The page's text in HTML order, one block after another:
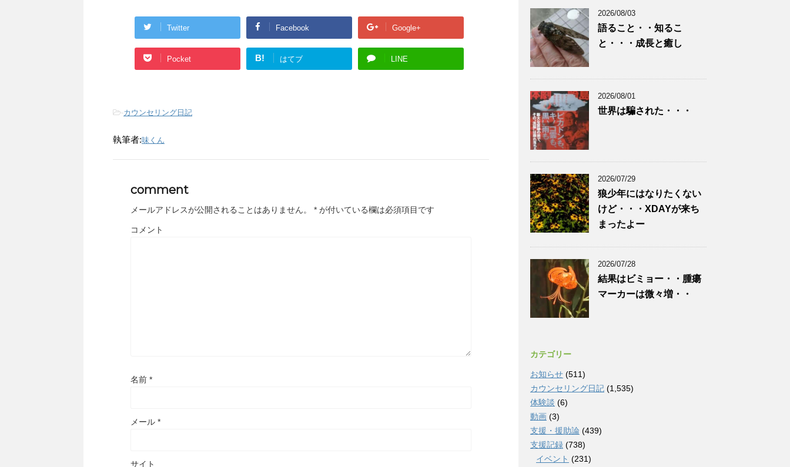
Twitter Facebook Google+
Pocket B! はてブ LINE
-カウンセリング日記
執筆者:味くん
comment
メールアドレスが公開されることはありません。 * が付いている欄は必須項目です
コメント
名前 *
メール *
サイト
2026/08/03
語ること・・知るこ
と・・・成長と癒し
2026/08/01
世界は騙された・・・
2026/07/29
狼少年にはなりたくない
けど・・・XDAYが来ち
まったよー
2026/07/28
結果はビミョー・・腫瘍
マーカーは微々増・・
カテゴリー
お知らせ (511)
カウンセリング日記 (1,535)
体験談 (6)
動画 (3)
支援・援助論 (439)
支援記録 (738)
イベント (231)